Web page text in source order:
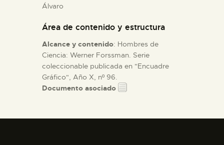
Álvaro
Área de contenido y estructura
Alcance y contenido: Hombres de
Ciencia: Werner Forssman. Serie
coleccionable publicada en "Encuadre
Gráfico", Año X, nº 96.
Documento asociado